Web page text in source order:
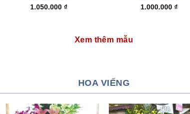
1.050.000₫
1.000.000 ₫
Xem thêm mẫu
HOA VIẾNG